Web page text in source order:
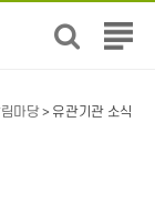
전
뉴
마당 > 유관기관 소식